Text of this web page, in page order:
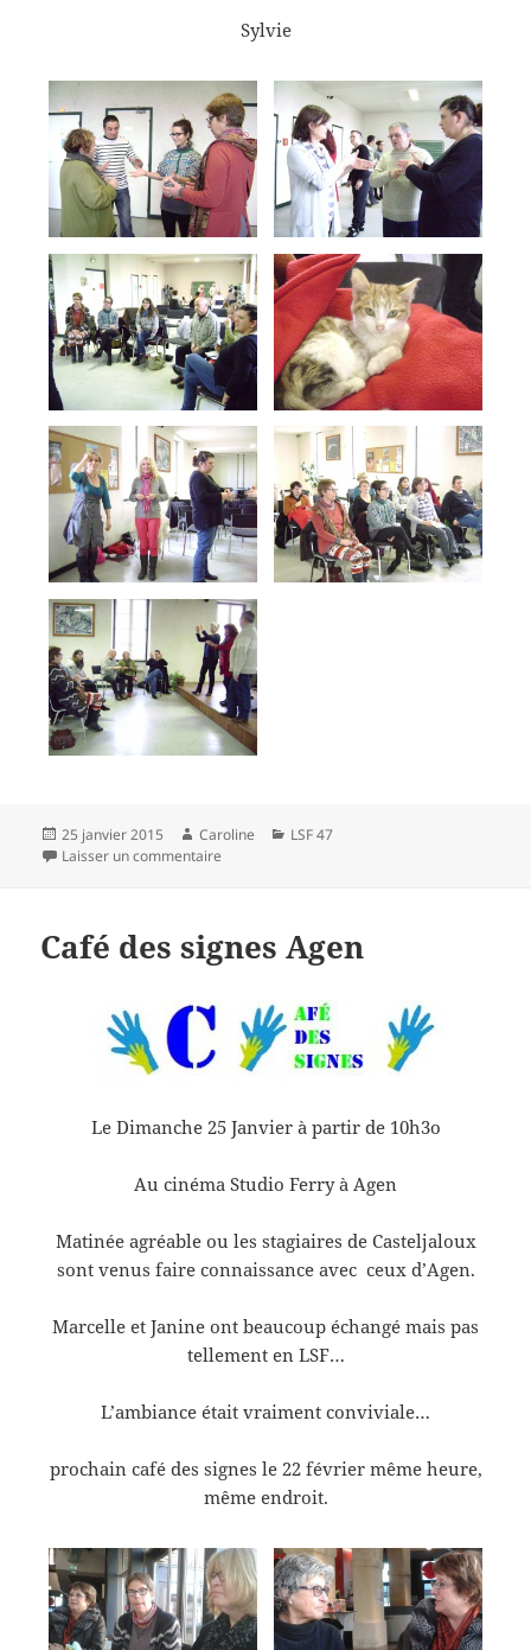
Sylvie
Publié
le
25 janvier 2015 Auteur
Caroline Catégories
LSF 47
Laisser un commentaire
Café des signes Agen
Le Dimanche 25 Janvier à partir de 10h3o
Au cinéma Studio Ferry à Agen
Matinée agréable ou les stagiaires de Casteljaloux
sont venus faire connaissance avec ceux d’Agen.
Marcelle et Janine ont beaucoup échangé mais pas
tellement en LSF…
L’ambiance était vraiment conviviale…
prochain café des signes le 22 février même heure,
même endroit.